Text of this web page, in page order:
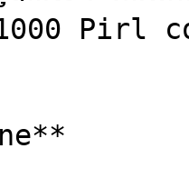
Pirl